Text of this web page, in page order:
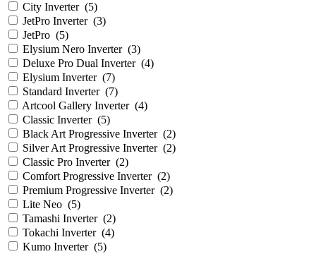
City Inverter (5)
JetPro Inverter (3)
JetPro (5)
Elysium Nero Inverter (3)
Deluxe Pro Dual Inverter (4)
Elysium Inverter (7)
Standard Inverter (7)
Artcool Gallery Inverter (4)
Сlassic Inverter (5)
Black Art Progressive Inverter (2)
Silver Art Progressive Inverter (2)
Сlassic Pro Inverter (2)
Comfort Progressive Inverter (2)
Premium Progressive Inverter (2)
Lite Neo (5)
Tamashi Inverter (2)
Tokachi Inverter (4)
Kumo Inverter (5)